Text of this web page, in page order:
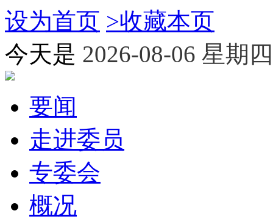
设为首页 >收藏本页
今天是 2026-08-06 星期四
要闻
走进委员
专委会
概况